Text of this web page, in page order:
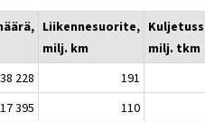
Liikennesuorite,
milj. km
milj. tkm
38 228
191
17 395
110